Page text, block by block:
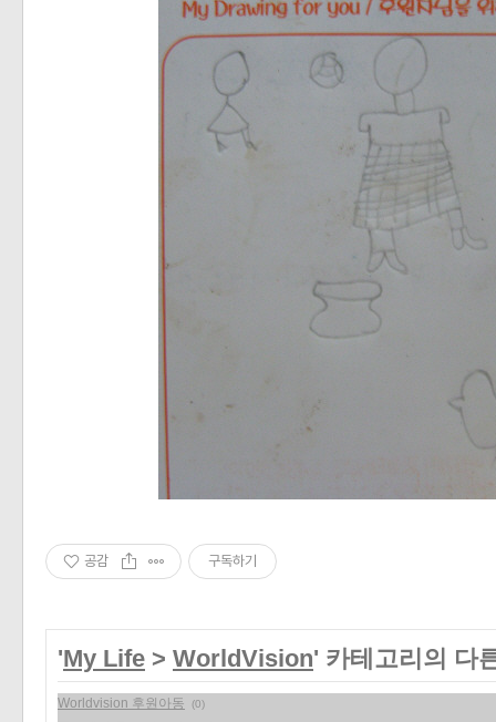
공감 구독하기
'My Life > WorldVision' 카테고리의 다
Worldvision 후원아동 (0)